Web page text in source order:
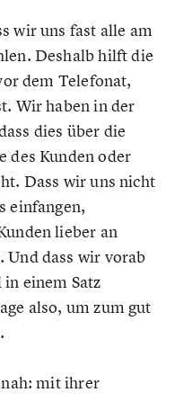
wir uns fast alle am
Deshalb hilft die
dem Telefonat,
Wir haben in der
dies über die
des Kunden oder
Dass wir uns nicht
einfangen,
lieber an
Und dass wir vorab
einem Satz
also, um zum gut
mit ihrer